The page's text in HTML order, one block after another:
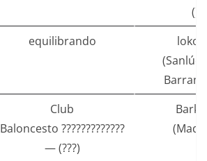
()
equilibrando
Club
Baloncesto ?????????????
— (???)